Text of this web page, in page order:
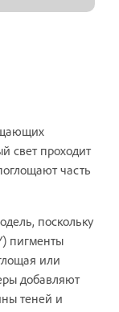
свет проходит
часть
поскольку
пигменты
или
добавляют
теней и